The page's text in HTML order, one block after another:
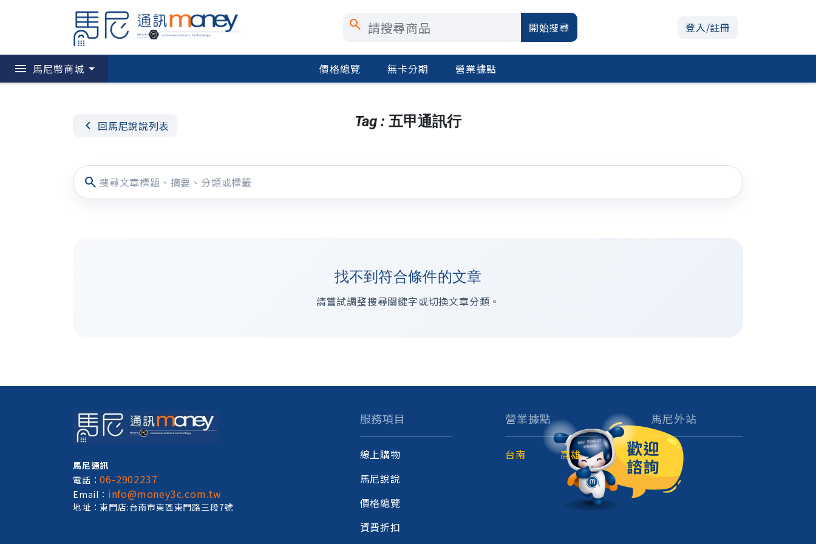
search 開始搜尋 登入/註冊
menu 馬尼幣商城 價格總覽 無卡分期 營業據點
chevron_left 回馬尼說說列表 Tag : 五甲通訊行
search
找不到符合條件的文章
請嘗試調整搜尋關鍵字或切換文章分類。
馬尼通訊
電話：06-2902237
Email： info@money3c.com.tw
地址：東門店:台南市東區東門路三段7號
服務項目
線上購物
馬尼說說
價格總覽
資費折扣
營業據點
台南 高雄
馬尼外站